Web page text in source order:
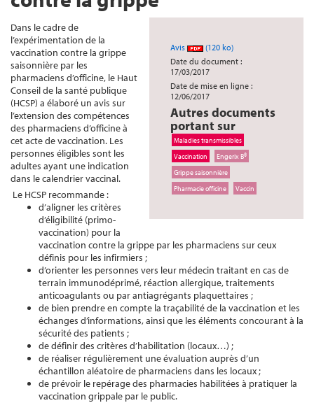
Avis
(120 ko)
Date du document :
17/03/2017
Date de mise en ligne :
12/06/2017
Autres documents
portant sur
Maladies transmissibles
Vaccination
Engerix B®
Grippe saisonnière
Pharmacie officine
Vaccin
Dans le cadre de
l’expérimentation de la
vaccination contre la grippe
saisonnière par les
pharmaciens d’officine, le Haut
Conseil de la santé publique
(HCSP) a élaboré un avis sur
l’extension des compétences
des pharmaciens d’officine à
cet acte de vaccination. Les
personnes éligibles sont les
adultes ayant une indication
dans le calendrier vaccinal.
Le HCSP recommande :
d’aligner les critères
d’éligibilité (primo-
vaccination) pour la
vaccination contre la grippe par les pharmaciens sur ceux
définis pour les infirmiers ;
d’orienter les personnes vers leur médecin traitant en cas de
terrain immunodéprimé, réaction allergique, traitements
anticoagulants ou par antiagrégants plaquettaires ;
de bien prendre en compte la traçabilité de la vaccination et les
échanges d’informations, ainsi que les éléments concourant à la
sécurité des patients ;
de définir des critères d’habilitation (locaux…) ;
de réaliser régulièrement une évaluation auprès d’un
échantillon aléatoire de pharmaciens dans les locaux ;
de prévoir le repérage des pharmacies habilitées à pratiquer la
vaccination grippale par le public.